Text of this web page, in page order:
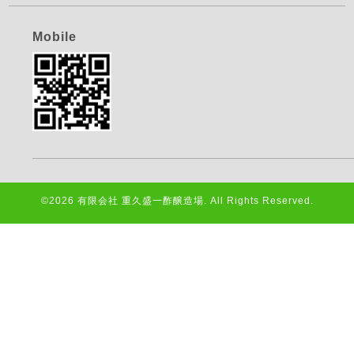
Mobile
©2026 有限会社 重久盛一酢醸造場. All Rights Reserved.